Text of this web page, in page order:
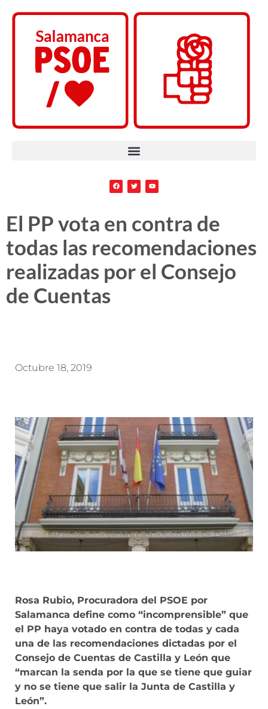
El PP vota en contra de
todas las recomendaciones
realizadas por el Consejo
de Cuentas
Octubre 18, 2019
Rosa Rubio, Procuradora del PSOE por
Salamanca define como “incomprensible” que
el PP haya votado en contra de todas y cada
una de las recomendaciones dictadas por el
Consejo de Cuentas de Castilla y León que
“marcan la senda por la que se tiene que guiar
y no se tiene que salir la Junta de Castilla y
León”.